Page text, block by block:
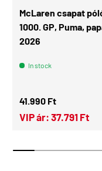
McLaren csapat
1000. GP, Puma,
2026
In stock
Regular price
41.990 Ft
VIP ár: 37.791 Ft